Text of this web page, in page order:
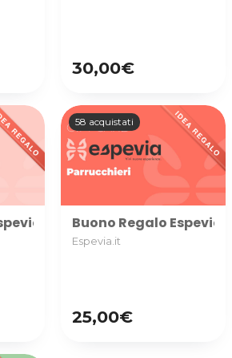
30,00€
utilizzabile nella
58 acquistati
Buono Regalo
Espevia.it
25,00€